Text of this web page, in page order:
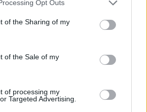
or usage behaviour. You may click to
to Google and its third-party tags to
specified purposes in below Google
Opt Outs
of the Sharing of my
of the Sale of my
of processing my
Targeted Advertising.